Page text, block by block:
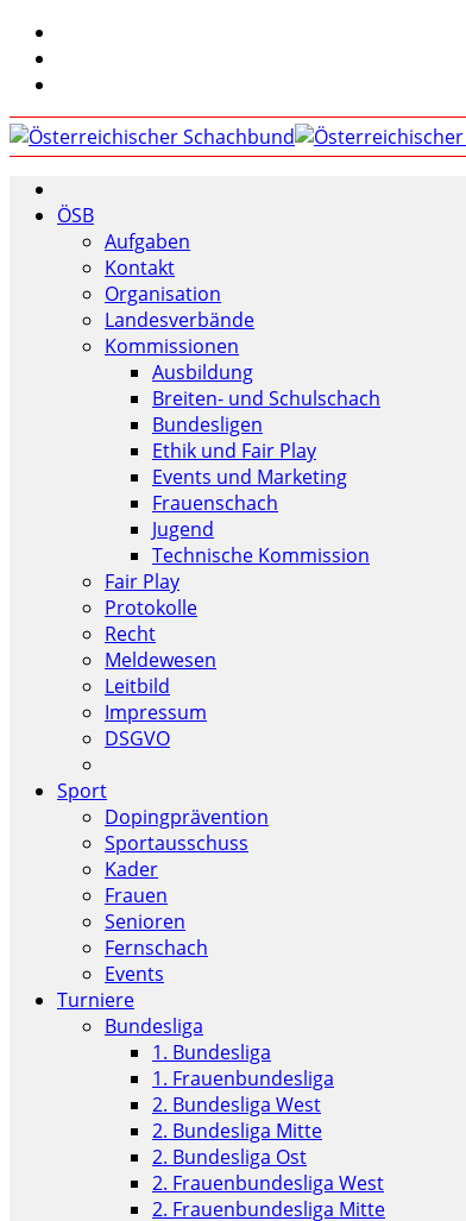
ÖSB
Aufgaben
Kontakt
Organisation
Landesverbände
Kommissionen
Ausbildung
Breiten- und Schulschach
Bundesligen
Ethik und Fair Play
Events und Marketing
Frauenschach
Jugend
Technische Kommission
Fair Play
Protokolle
Recht
Meldewesen
Leitbild
Impressum
DSGVO
Sport
Dopingprävention
Sportausschuss
Kader
Frauen
Senioren
Fernschach
Events
Turniere
Bundesliga
1. Bundesliga
1. Frauenbundesliga
2. Bundesliga West
2. Bundesliga Mitte
2. Bundesliga Ost
2. Frauenbundesliga West
2. Frauenbundesliga Mitte